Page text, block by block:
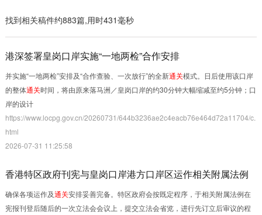
筛选
排序方式： 智能排序 时间排序
时间范围：
找到相关稿件约883篇,用时431毫秒
港深签署皇岗口岸实施“一地两检”合作安排
并实施“一地两检”安排及“合作查验、一次放行”的全新通关模式。日后使用该口岸
的整体通关时间，将由原来落马洲／皇岗口岸的约30分钟大幅缩减至约5分钟；口
岸的设计
https://www.locpg.gov.cn/20260731/644b3236ae2c4eacb76e464d72a11704/c.
html
2026-07-31 11:25:58
香港特区政府刊宪与皇岗口岸港方口岸区运作相关附属法例
确保各项运作及通关安排妥善完备。特区政府会按既定程序，于相关附属法例在
宪报刊登后随后的一次立法会会议上，提交立法会省览，进行先订立后审议的程